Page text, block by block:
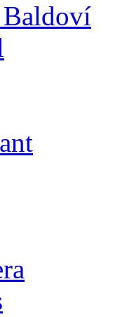
Baldoví